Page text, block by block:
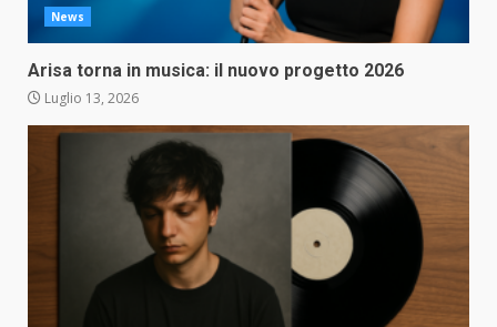
News
Arisa torna in musica: il nuovo progetto 2026
Luglio 13, 2026